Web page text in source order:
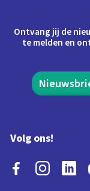
Ontvang jij de
te melden en
Volg ons!